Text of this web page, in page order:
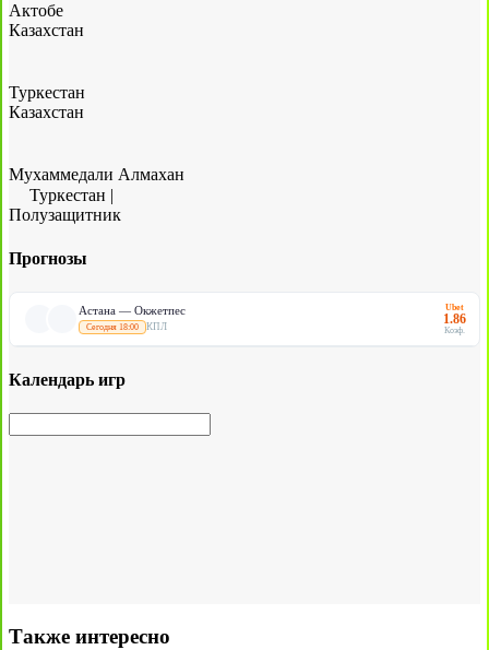
Актобе
Казахстан
Туркестан
Казахстан
Мухаммедали Алмахан
Туркестан |
Полузащитник
Прогнозы
Астана — Окжетпес
Сегодня 18:00 КПЛ
Ubet
1.86
Коэф.
Календарь игр
Также интересно